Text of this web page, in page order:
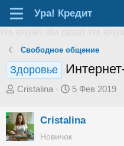
Ура! Кредит
Свободное общение
Здоровье
А
т
о
Cristalina
Д
т
5 Фев 2019
Cristalina
Новичок